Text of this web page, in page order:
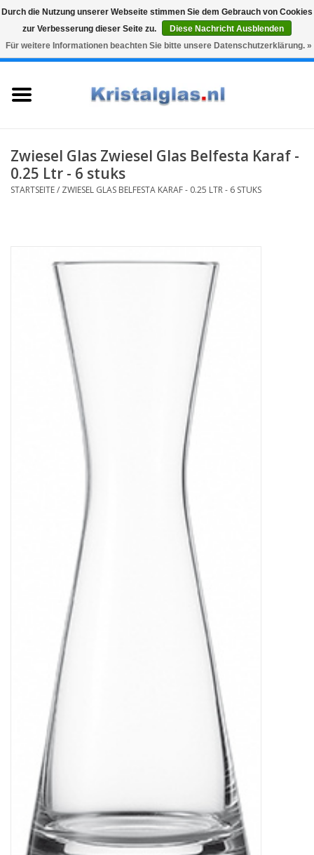
Snelle levering
Graveren
0 Artikel - €0,00
Karaffen
Glasgravur fur karaffe und
Geschenke
Kaffee & Tee
Zwiesel Glas Zwiesel Glas Belfesta Karaf -
0.25 Ltr - 6 stuks
STARTSEITE/ ZWIESEL GLAS BELFESTA KARAF - 0.25 LTR - 6 STUKS
Durch die Nutzung unserer Webseite stimmen Sie dem Gebrauch von Cookies
zur Verbesserung dieser Seite zu.
Diese Nachricht Ausblenden
Für weitere Informationen beachten Sie bitte unsere Datenschutzerklärung. »